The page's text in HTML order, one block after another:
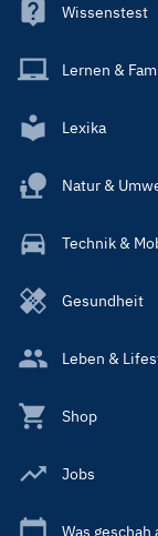
Wissenstest
Lernen &
Lexika
Natur &
Technik &
Gesundheit
Leben &
Shop
Jobs
Was geschah